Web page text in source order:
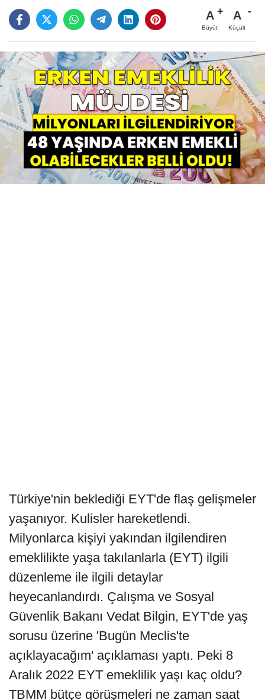
A
Büyüt
A
Küçült
Türkiye'nin beklediği EYT'de flaş gelişmeler
yaşanıyor. Kulisler hareketlendi.
Milyonlarca kişiyi yakından ilgilendiren
emeklilikte yaşa takılanlarla (EYT) ilgili
düzenleme ile ilgili detaylar
heyecanlandırdı. Çalışma ve Sosyal
Güvenlik Bakanı Vedat Bilgin, EYT'de yaş
sorusu üzerine 'Bugün Meclis'te
açıklayacağım' açıklaması yaptı. Peki 8
Aralık 2022 EYT emeklilik yaşı kaç oldu?
TBMM bütçe görüşmeleri ne zaman saat